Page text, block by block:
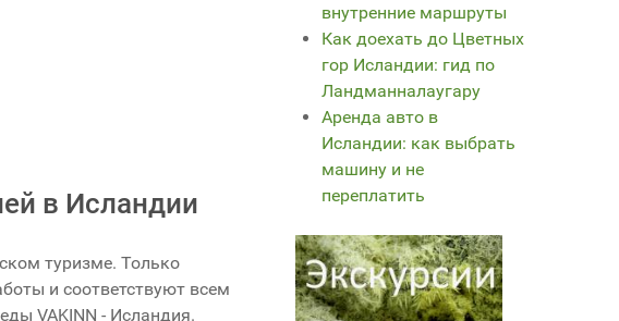
в Исландии
туризме. Только
и соответствуют всем
VAKINN - Исландия.
внутренние маршруты
Как доехать до Цветных
гор Исландии: гид по
Ландманналаугару
Аренда авто в
Исландии: как выбрать
машину и не
переплатить